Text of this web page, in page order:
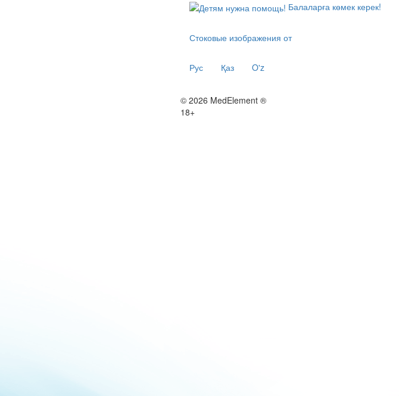
Балаларға көмек керек!
Стоковые изображения от
Рус Қаз O'z
© 2026 MedElement ®
18+